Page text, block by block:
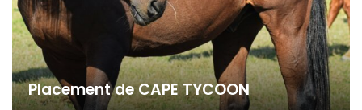
Placement de CAPE TYCOON